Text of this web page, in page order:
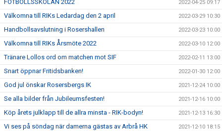
FOTBOLLSSKOLAN 2022 2022-04-25 09:17
Välkomna till RIKs Ledardag den 2 april 2022-03-29 10:30
Handbollsavslutning i Rosershallen 2022-03-23 10:00
Välkomna till RIKs Årsmöte 2022 2022-03-10 12:00
Tränare Lollos ord om matchen mot SIF 2022-02-11 13:00
Snart öppnar Fritidsbanken! 2022-01-30 12:00
God jul önskar Rosersbergs IK 2021-12-24 10:00
Se alla bilder från Jubileumsfesten! 2021-12-16 10:00
Köp årets julklapp till de allra minsta - RIK-bodyn! 2021-12-13 16:30
Vi ses på söndag när damerna gästas av Arbrå HK 2021-12-10 18:15